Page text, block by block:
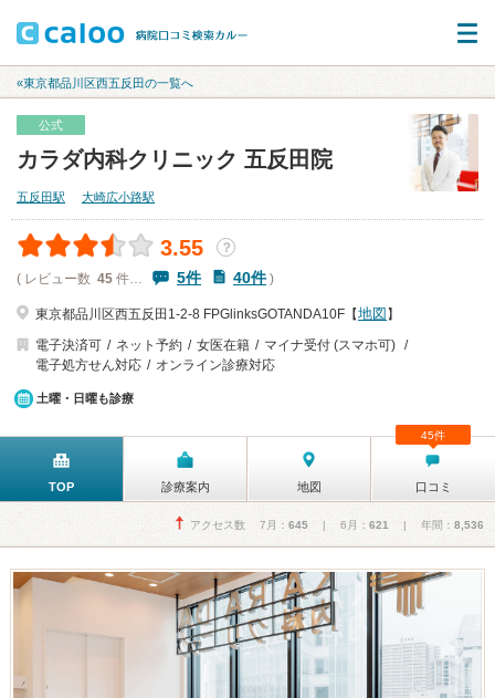
«東京都品川区西五反田の一覧へ
公式
カラダ内科クリニック 五反田院
五反田駅 大崎広小路駅
3.55
？
( レビュー数 45 件… 5件 40件)
東京都品川区西五反田1-2-8 FPGlinksGOTANDA10F【地図 】
電子決済可
ネット予約 女医在籍
マイナ受付 (スマホ可)
電子処方せん対応
オンライン診療対応
土曜・日曜も診療
TOP 診療案内 地図 口コミ
45件
アクセス数 7月： 645 | 6月： 621 | 年間： 8,536